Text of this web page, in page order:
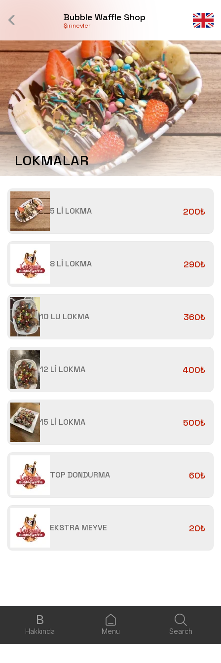
Bubble Waffle Shop
Şirinevler
LOKMALAR
5 Lİ LOKMA 200₺
8 Lİ LOKMA 290₺
10 LU LOKMA 360₺
12 Lİ LOKMA 400₺
15 Lİ LOKMA 500₺
TOP DONDURMA 60₺
EKSTRA MEYVE 20₺
B
Hakkında Menu Search